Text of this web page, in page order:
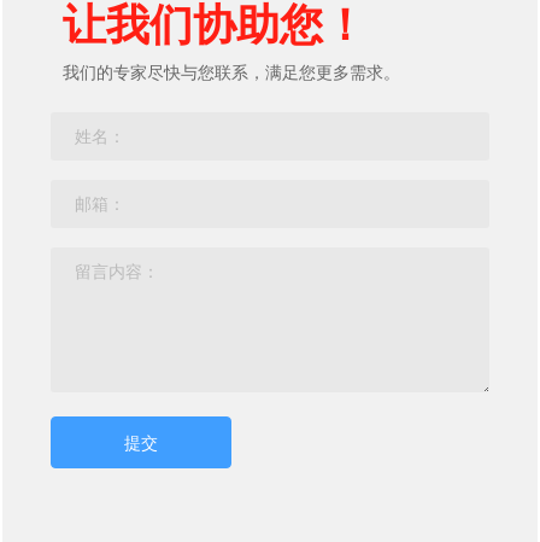
让我们协助您！
我们的专家尽快与您联系，满足您更多需求。
提交